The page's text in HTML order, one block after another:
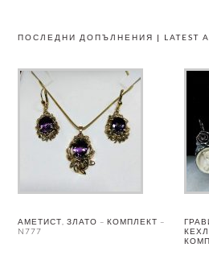
ПОСЛЕДНИ ДОПЪЛНЕНИЯ | LATEST
АМЕТИСТ, ЗЛАТО – КОМПЛЕКТ –
N777